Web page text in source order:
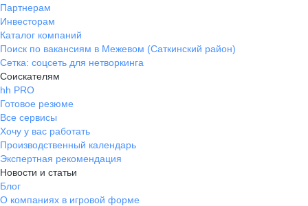
Партнерам
Инвесторам
Каталог компаний
Поиск по вакансиям в Межевом (Саткинский район)
Сетка: соцсеть для нетворкинга
Соискателям
hh PRO
Готовое резюме
Все сервисы
Хочу у вас работать
Производственный календарь
Экспертная рекомендация
Новости и статьи
Блог
О компаниях в игровой форме